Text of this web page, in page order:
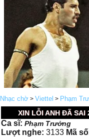
Nhạc chờ > Viettel > Phạm
XIN LỖI ANH ĐÃ SAI
Ca sĩ:Phạm Trưởng
Lượt nghe: 3133 Mã